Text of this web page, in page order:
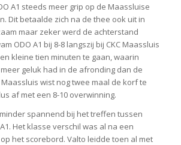
A1 steeds meer grip op de Maassluise
Dit betaalde zich na de thee ook uit in
maar zeker werd de achterstand
ODO A1 bij 8-8 langszij bij CKC Maassluis
kleine tien minuten te gaan, waarin
geluk had in de afronding dan de
Maassluis wist nog twee maal de korf te
af met een 8-10 overwinning.
spannend bij het treffen tussen
Het klasse verschil was al na een
het scorebord. Valto leidde toen al met